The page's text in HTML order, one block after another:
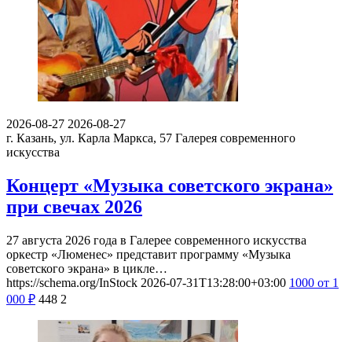
2026-08-27 2026-08-27
г. Казань, ул. Карла Маркса, 57 Галерея современного
искусства
Концерт «Музыка советского экрана»
при свечах 2026
27 августа 2026 года в Галерее современного искусства
оркестр «Люменес» представит программу «Музыка
советского экрана» в цикле…
https://schema.org/InStock 2026-07-31T13:28:00+03:00 1000 от 1
000 ₽ 448 2